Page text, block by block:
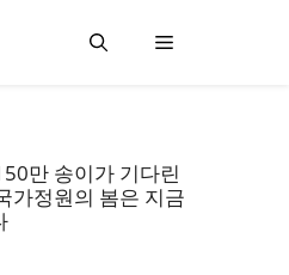
만 송이가 기다린
가정원의 봄은 지금